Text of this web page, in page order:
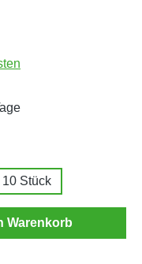
10 Stück
Warenkorb